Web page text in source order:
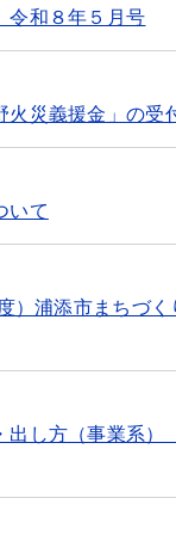
和８年５月号
火災義援金」の受
いて
）浦添市まちづく
出し方（事業系）